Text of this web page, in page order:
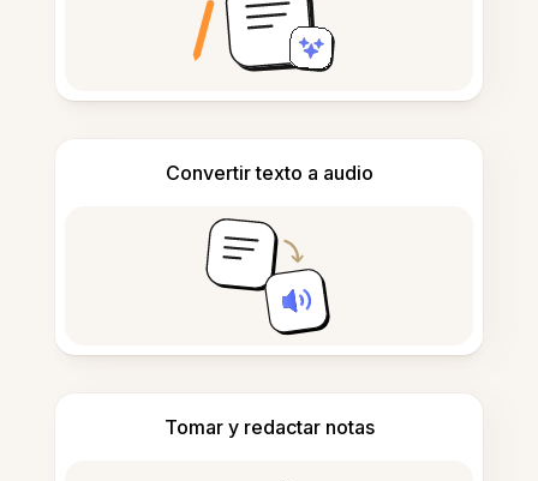
Convertir texto a audio
Tomar y redactar notas